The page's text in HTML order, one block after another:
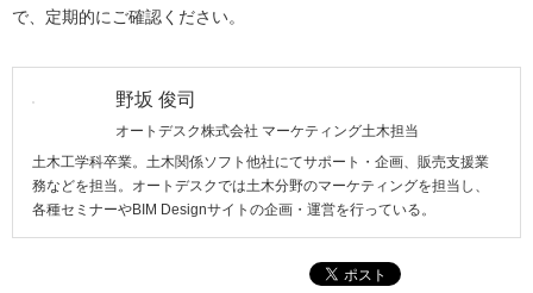
で、定期的にご確認ください。
野坂 俊司
オートデスク株式会社 マーケティング土木担当
土木工学科卒業。土木関係ソフト他社にてサポート・企画、販売支援業
務などを担当。オートデスクでは土木分野のマーケティングを担当し、
各種セミナーやBIM Designサイトの企画・運営を行っている。